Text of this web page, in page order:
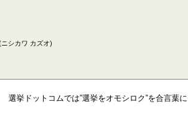
シカワ カズオ)
選挙ドットコムでは”選挙をオモシロク”を合言葉